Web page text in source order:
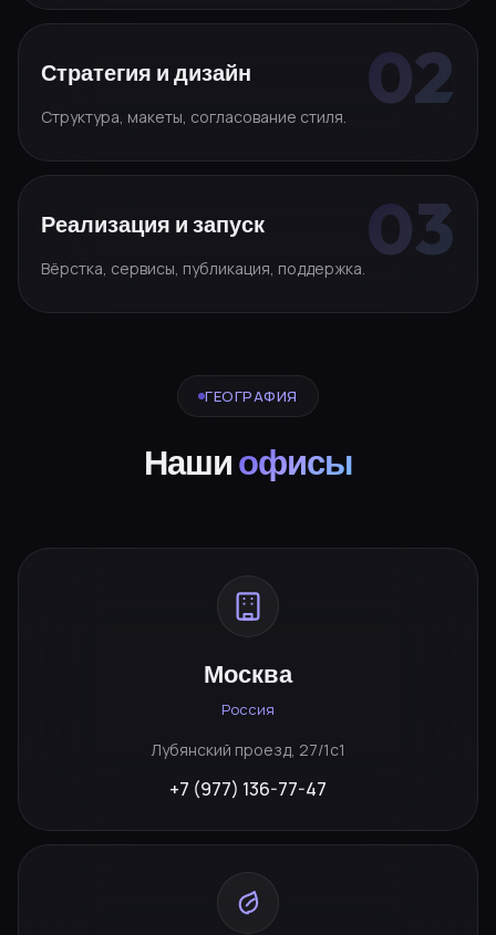
Стратегия и дизайн
Структура, макеты, согласование стиля.
Реализация и запуск
Вёрстка, сервисы, публикация, поддержка.
ГЕОГРАФИЯ
Нашиофисы
Москва
Россия
Лубянский проезд, 27/1с1
+7 (977) 136-77-47